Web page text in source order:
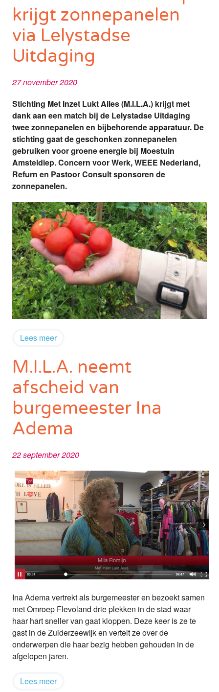
krijgt zonnepanelen
via Lelystadse
Uitdaging
27 november 2020
Stichting Met Inzet Lukt Alles (M.I.L.A.) krijgt met
dank aan een match bij de Lelystadse Uitdaging
twee zonnepanelen en bijbehorende apparatuur. De
stichting gaat de geschonken zonnepanelen
gebruiken voor groene energie bij Moestuin
Amsteldiep. Concern voor Werk, WEEE Nederland,
Refurn en Pastoor Consult sponsoren de
zonnepanelen.
Lees meer
M.I.L.A. neemt
afscheid van
burgemeester Ina
Adema
22 september 2020
Ina Adema vertrekt als burgemeester en bezoekt samen
met Omroep Flevoland drie plekken in de stad waar
haar hart sneller van gaat kloppen. Deze keer is ze te
gast in de Zuiderzeewijk en vertelt ze over de
onderwerpen die haar bezig hebben gehouden in de
afgelopen jaren.
Lees meer